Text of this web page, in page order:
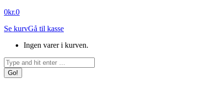
0kr.0
Se kurvGå til kasse
Ingen varer i kurven.
Search: